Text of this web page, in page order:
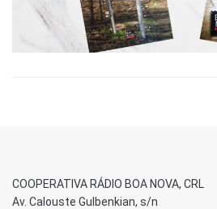
COOPERATIVA RÁDIO BOA NOVA, CRL
Av. Calouste Gulbenkian, s/n